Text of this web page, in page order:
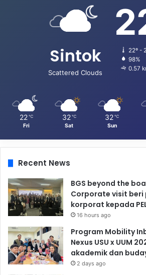
Sintok
Scattered Clouds
22º -
98%
0.57
22 ℃
Fri
32 ℃
Sat
32 ℃
Sun
Recent News
BGS beyond the
Corporate visit beri
korporat kepada
16 hours ago
Program Mobility
Nexus USU x UUM
akademik dan
2 days ago